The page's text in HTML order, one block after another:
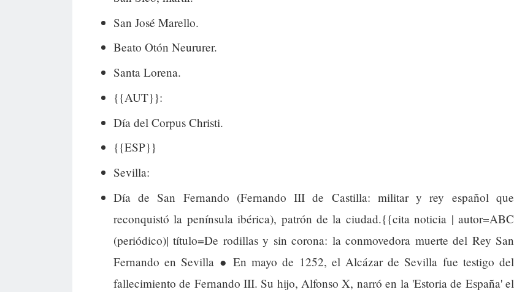
San José Marello.
Beato Otón Neururer.
Santa Lorena.
{{AUT}}:
Día del Corpus Christi.
{{ESP}}
Sevilla:
Día de San Fernando (Fernando III de Castilla: militar y rey español que
reconquistó la península ibérica), patrón de la ciudad.{{cita noticia | autor=ABC
(periódico)| título=De rodillas y sin corona: la conmovedora muerte del Rey San
Fernando en Sevilla ● En mayo de 1252, el Alcázar de Sevilla fue testigo del
fallecimiento de Fernando III. Su hijo, Alfonso X, narró en la 'Estoria de España' el